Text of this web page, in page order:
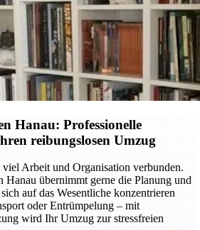
Hanau: Professionelle
reibungslosen Umzug
Arbeit und Organisation verbunden.
Hanau übernimmt gerne die Planung und
auf das Wesentliche konzentrieren
oder Entrümpelung – mit
wird Ihr Umzug zur stressfreien